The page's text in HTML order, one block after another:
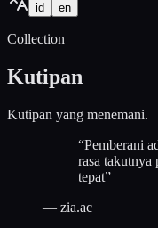
id en
Collection
Kutipan
Kutipan yang menemani.
“Pemberani
rasa takutnya
tepat”
— zia.ac